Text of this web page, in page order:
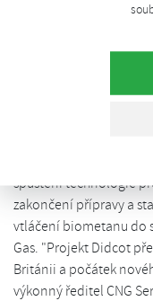
Británii došlo ke
bioplynu (biometanu)
Společnost CNG
odpadních vod
součástí technologie
je upravován
produuje čistý, suchý
spuštění technologie
zakončení přípravy a
vtláčení biometanu do
Gas. "Projekt Didcot
Británii a počátek
výkonný ředitel CNG